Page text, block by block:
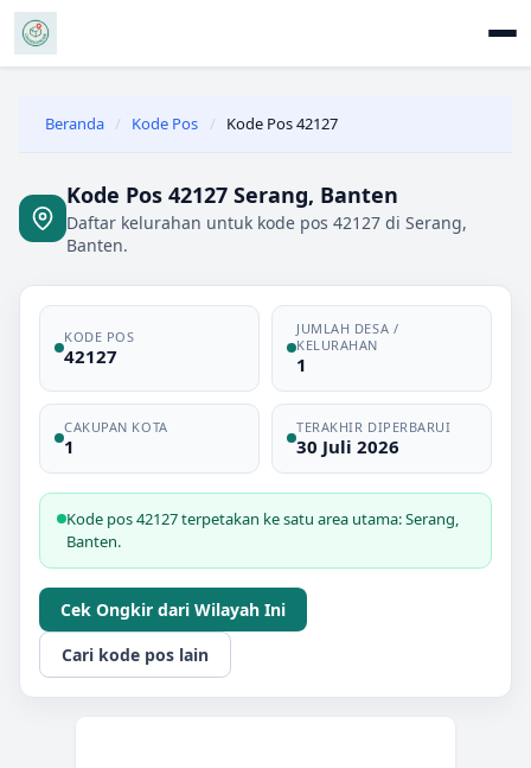
Beranda / Kode Pos / Kode Pos 42127
Kode Pos 42127 Serang, Banten
Daftar kelurahan untuk kode pos 42127 di Serang,
Banten.
KODE POS
42127
JUMLAH DESA /
KELURAHAN
1
CAKUPAN KOTA
1
TERAKHIR DIPERBARUI
30 Juli 2026
Kode pos 42127 terpetakan ke satu area utama: Serang,
Banten.
Cek Ongkir dari Wilayah Ini
Cari kode pos lain